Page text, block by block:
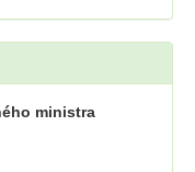
ministra